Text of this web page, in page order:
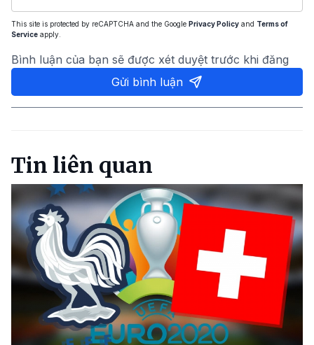
This site is protected by reCAPTCHA and the Google Privacy Policy and Terms of
Service apply.
Bình luận của bạn sẽ được xét duyệt trước khi đăng
Gửi bình luận
Tin liên quan